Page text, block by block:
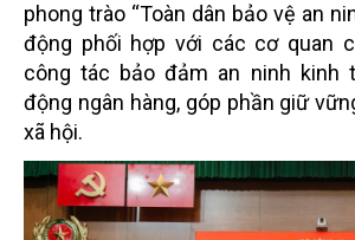
phong trào “Toàn dân bảo vệ an
động phối hợp với các cơ quan
công tác bảo đảm an ninh kinh
động ngân hàng, góp phần giữ
xã hội.